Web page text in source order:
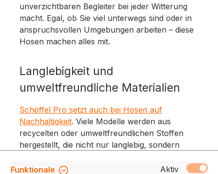
unverzichtbaren Begleiter bei jeder Witterung
macht. Egal, ob Sie viel unterwegs sind oder in
anspruchsvollen Umgebungen arbeiten – diese
Hosen machen alles mit.
Langlebigkeit und
umweltfreundliche Materialien
Schöffel Pro setzt auch bei Hosen auf
Nachhaltigkeit. Viele Modelle werden aus
recycelten oder umweltfreundlichen Stoffen
hergestellt, die nicht nur langlebig, sondern
sind nicht nur funktional und strapazierfähig,
Funktionale
Aktiv